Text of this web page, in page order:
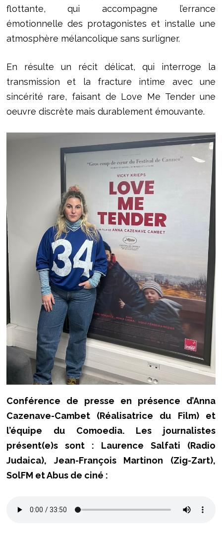
flottante, qui accompagne l’errance
émotionnelle des protagonistes et installe une
atmosphère mélancolique sans surligner.
En résulte un récit délicat, qui interroge la
transmission et la fracture intime avec une
sincérité rare, faisant de Love Me Tender une
oeuvre discrète mais durablement émouvante.
Conférence de presse en présence d’Anna
Cazenave-Cambet (Réalisatrice du Film) et
l’équipe du Comoedia. Les journalistes
présent(e)s sont : Laurence Salfati (Radio
Judaica), Jean-François Martinon (Zig-Zart),
SolFM et Abus de ciné :